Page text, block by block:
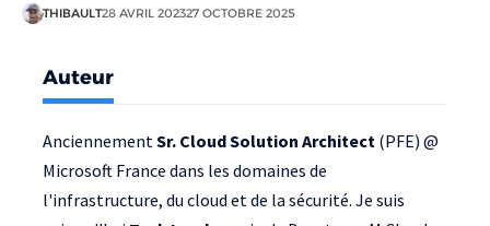
THIBAULT28 AVRIL 202327 OCTOBRE 2025
Auteur
Anciennement Sr. Cloud Solution Architect (PFE) @
Microsoft France dans les domaines de
l'infrastructure, du cloud et de la sécurité. Je suis